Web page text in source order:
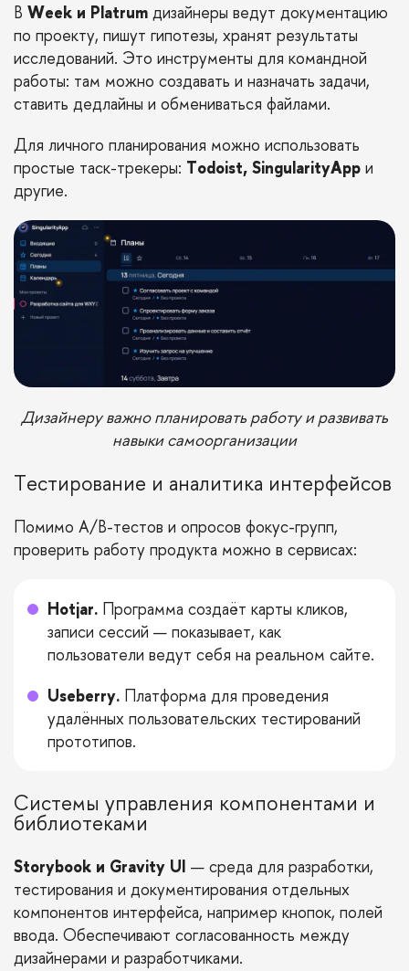
В Week и Platrum дизайнеры ведут документацию
по проекту, пишут гипотезы, хранят результаты
исследований. Это инструменты для командной
работы: там можно создавать и назначать задачи,
ставить дедлайны и обмениваться файлами.
Для личного планирования можно использовать
простые таск-трекеры: Todoist, SingularityApp и
другие.
Дизайнеру важно планировать работу и развивать
навыки самоорганизации
Тестирование и аналитика интерфейсов
Помимо A/В-тестов и опросов фокус-групп,
проверить работу продукта можно в сервисах:
Hotjar. Программа создаёт карты кликов,
записи сессий — показывает, как
пользователи ведут себя на реальном сайте.
Useberry. Платформа для проведения
удалённых пользовательских тестирований
прототипов.
Системы управления компонентами и
библиотеками
Storybook и Gravity UI — среда для разработки,
тестирования и документирования отдельных
компонентов интерфейса, например кнопок, полей
ввода. Обеспечивают согласованность между
дизайнерами и разработчиками.